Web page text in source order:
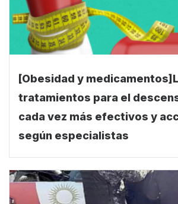
[Obesidad y
tratamientos para el
cada vez más efectivos y
según especialistas